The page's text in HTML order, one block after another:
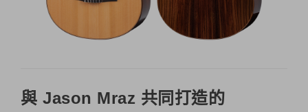
與 Jason Mraz 共同打造的